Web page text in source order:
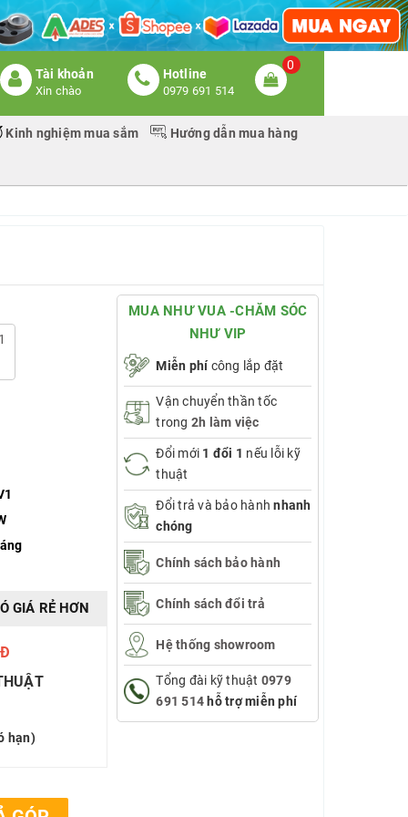
Tài khoản
Xin chào
Hotline
0979 691 514
0
Kinh nghiệm mua sắm Hướng dẫn mua hàng
GIÁ RẺ HƠN
hạn)
MUA NHƯ VUA -CHĂM SÓC
NHƯ VIP
Miễn phícông lắp đặt
Vận chuyển thần tốc
trong 2h làm việc
Đổi mới 1 đổi 1 nếu lỗi kỹ
thuật
Đổi trả và bảo hànhnhanh
chóng
Chính sách bảo hành
Chính sách đổi trả
Hệ thống showroom
Tổng đài kỹ thuật 0979
691 514 hỗ trợ miễn phí